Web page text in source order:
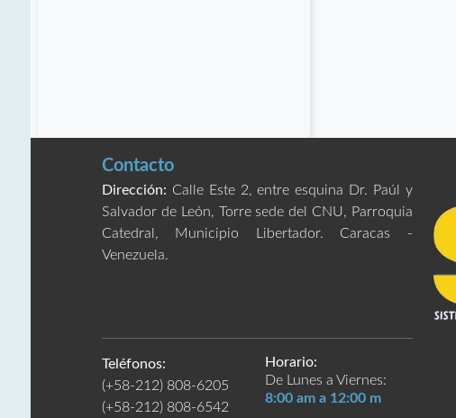
Contacto
Dirección: Calle Este 2, entre esquina Dr. Paúl y
Salvador de León, Torre sede del CNU, Parroquia
Catedral, Municipio Libertador. Caracas -
Venezuela.
Teléfonos:
(+58-212) 808-6205
(+58-212) 808-6542
Horario:
De Lunes a Viernes:
8:00 am a 12:00 m